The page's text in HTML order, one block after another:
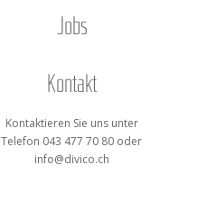
Jobs
Kon­takt
Kon­tak­tie­ren Sie uns unter
Tele­fon 043 477 70 80 oder
info@divico.ch